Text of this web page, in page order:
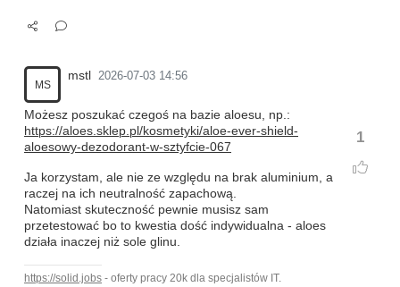
MS
mstl 2026-07-03 14:56
1
Możesz poszukać czegoś na bazie aloesu, np.:
https://aloes.sklep.pl/kosmetyki/aloe-ever-shield-
aloesowy-dezodorant-w-sztyfcie-067
Ja korzystam, ale nie ze względu na brak aluminium, a
raczej na ich neutralność zapachową.
Natomiast skuteczność pewnie musisz sam
przetestować bo to kwestia dość indywidualna - aloes
działa inaczej niż sole glinu.
https://solid.jobs - oferty pracy 20k dla specjalistów IT.